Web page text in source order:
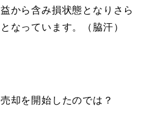
から含み損状態となりさら
なっています。（脇汗）
却を開始したのでは？